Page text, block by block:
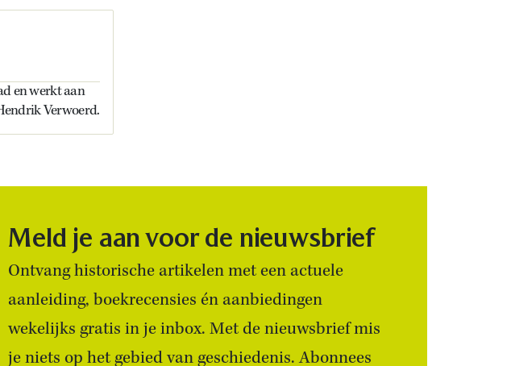
en werkt aan
Verwoerd.
Meld je aan voor de nieuwsbrief
Ontvang historische artikelen met een actuele
aanleiding, boekrecensies én aanbiedingen
wekelijks gratis in je inbox. Met de nieuwsbrief mis
je niets op het gebied van geschiedenis. Abonnees